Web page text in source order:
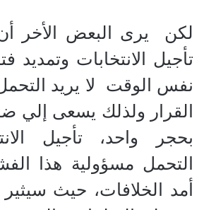
لكن
يرى البعض الأخر
تأجيل الانتخابات وتمديد
نفس الوقت
لا يريد
القرار ولذلك يسعى
بحجر واحد، تأجيل
التحمل مسؤولية هذا
أمد الخلافات، حيث